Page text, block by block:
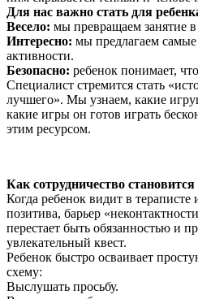
Для нас важно стать для
Весело: мы превращаем занятие в
Интересно: мы предлагаем
активности.
Безопасно: ребенок понимает,
Специалист стремится стать
лучшего». Мы узнаем, какие
какие игры он готов играть
этим ресурсом.
Как сотрудничество
Когда ребенок видит в тераписте
позитива, барьер
перестает быть обязанностью и
увлекательный квест.
Ребенок быстро осваивает
схему:
Выслушать просьбу.